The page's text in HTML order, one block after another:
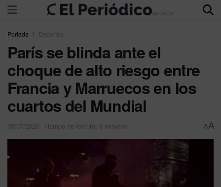
Portada Deportes
París se blinda ante el
choque de alto riesgo entre
Francia y Marruecos en los
cuartos del Mundial
09/07/2026 Tiempo de lectura: 3 minutos AA